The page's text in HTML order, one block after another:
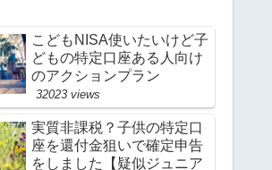
こどもNISA使いたいけど子
どもの特定口座ある人向け
のアクションプラン
32023 views
実質非課税？子供の特定口
座を還付金狙いで確定申告
をしました【疑似ジュニア